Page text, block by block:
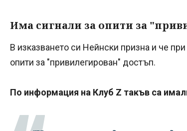
Има сигнали за опити за
В изказването си Нейнски призна и че
опити за "привилегирован" достъп.
По информация на Клуб Z такъв са